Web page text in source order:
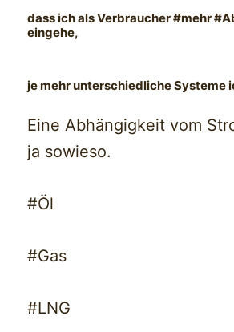
dass ich als Verbraucher #mehr
eingehe,
je mehr unterschiedliche Systeme
Eine Abhängigkeit vom
ja sowieso.
#Öl
#Gas
#LNG